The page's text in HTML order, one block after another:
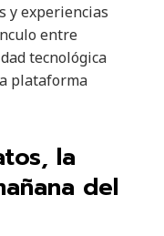
y experiencias
entre
tecnológica
plataforma
la
del